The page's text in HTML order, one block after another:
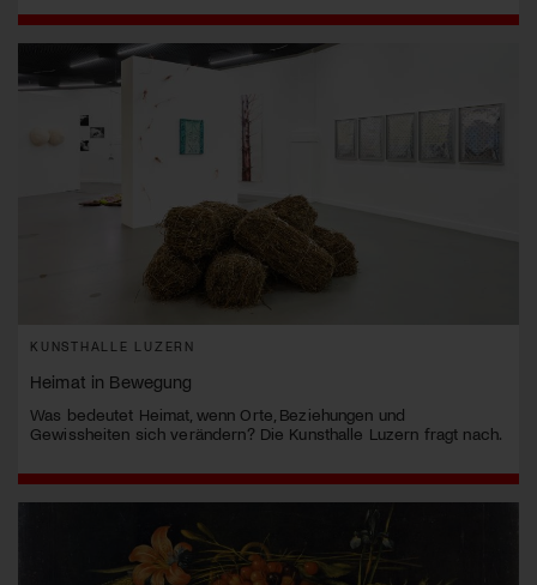
KUNSTHALLE LUZERN
Heimat in Bewegung
Was bedeutet Heimat, wenn Orte, Beziehungen und
Gewissheiten sich verändern? Die Kunsthalle Luzern fragt nach.